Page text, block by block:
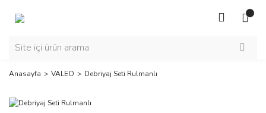
Anasayfa VALEO Debriyaj Seti Rulmanlı